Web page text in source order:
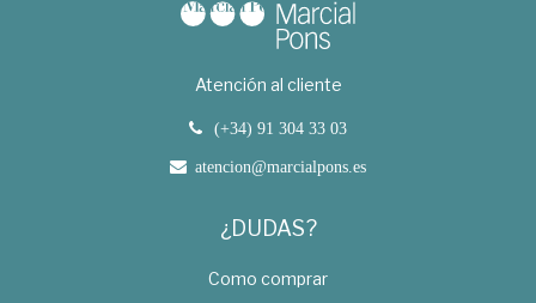
Atención al cliente
(+34) 91 304 33 03
atencion@marcialpons.es
¿DUDAS?
Como comprar